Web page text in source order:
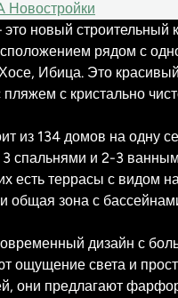
новый строительный
рядом с
Ибица. Это
с кристально
из 134 домов на одну
3 спальнями и 2-3
есть террасы с видом
общая зона с
дизайн с
ощущение света и
они предлагают